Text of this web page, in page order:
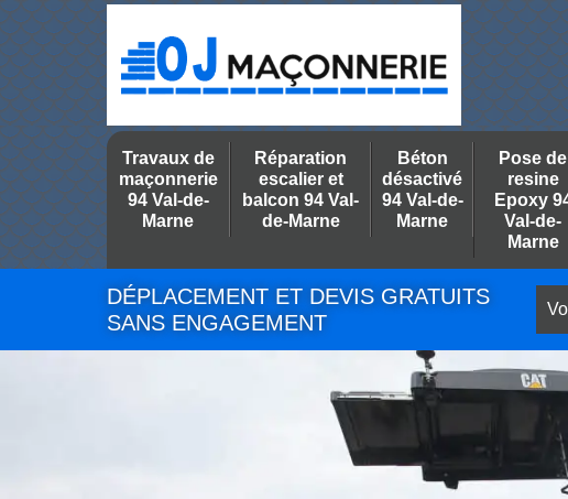
Travaux de
maçonnerie
94 Val-de-
Marne
Réparation
escalier et
balcon 94 Val-
de-Marne
Béton
désactivé
94 Val-de-
Marne
Pose de
resine
Epoxy
Val-de-
Marne
DÉPLACEMENT ET DEVIS GRATUITS
SANS ENGAGEMENT